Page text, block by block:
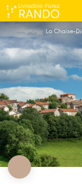
La Chaise-Dieu